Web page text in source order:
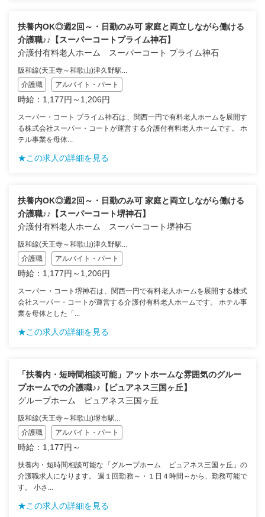
扶養内OK◎週2回～・日勤のみ可 家庭と両立しながら働ける
介護職♪♪【スーパーコートプライム神石】
介護付有料老人ホーム スーパーコート プライム神石
阪和線(天王寺～和歌山)津久野駅...
介護職
アルバイト・パート
時給：1,177円～1,206円
スーパー・コート プライム神石は、関西一円で有料老人ホームを展開す
る株式会社スーパー・コートが運営する介護付有料老人ホームです。 ホ
テル事業を母体...
★この求人の詳細を見る
扶養内OK◎週2回～・日勤のみ可 家庭と両立しながら働ける
介護職♪♪【スーパーコート堺神石】
介護付有料老人ホーム スーパーコート堺神石
阪和線(天王寺～和歌山)津久野駅...
介護職
アルバイト・パート
時給：1,177円～1,206円
スーパー・コート堺神石は、関西一円で有料老人ホームを展開する株式
会社スーパー・コートが運営する介護付有料老人ホームです。 ホテル事
業を母体とした「...
★この求人の詳細を見る
「扶養内・短時間相談可能」アットホームな雰囲気のグルー
プホームでの介護職♪♪【ピュアネス三国ヶ丘】
グループホーム ピュアネス三国ヶ丘
阪和線(天王寺～和歌山)堺市駅...
介護職
アルバイト・パート
時給：1,177円～
扶養内・短時間相談可能な「グループホーム ピュアネス三国ヶ丘」の
介護職求人になります。 週１回勤務～・１日４時間～から、勤務可能で
す。 小さ...
★この求人の詳細を見る